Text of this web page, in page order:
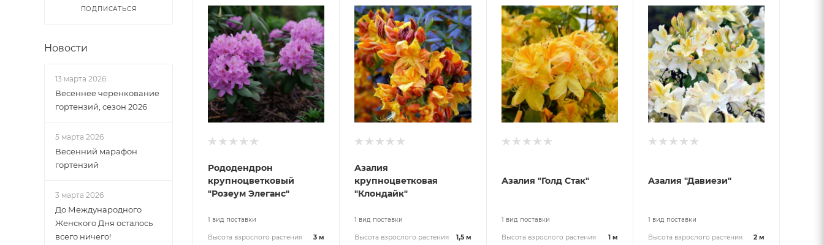
Рододендрон
крупноцветковый
"Розеум Элеганс"
1 вид поставки
Высота взрослого растения 3 м
Азалия
крупноцветковая
"Клондайк"
1 вид поставки
Высота взрослого растения 1,5 м
Азалия "Голд Стак"
1 вид поставки
Высота взрослого растения 1 м
Азалия "Давиези"
1 вид поставки
Высота взрослого растения 2 м
ПОДПИСАТЬСЯ
Новости
13 марта 2026
Весеннее черенкование
гортензий, сезон 2026
5 марта 2026
Весенний марафон
гортензий
3 марта 2026
До Международного
Женского Дня осталось
всего ничего!